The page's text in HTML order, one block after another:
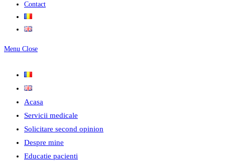
Contact
Menu Close
Acasa
Servicii medicale
Solicitare second opinion
Despre mine
Educatie pacienti